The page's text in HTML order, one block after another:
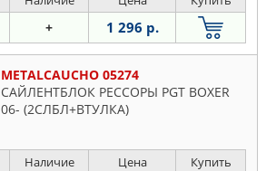
+ 1 296 р.
METALCAUCHO 05274
САЙЛЕНТБЛОК РЕССОРЫ PGT BOXER
06- (2СЛБЛ+ВТУЛКА)
Наличие Цена Купить